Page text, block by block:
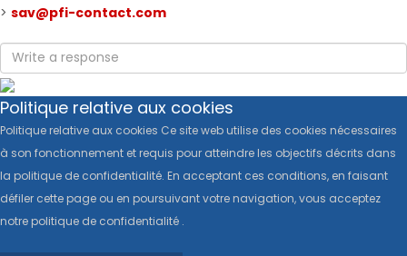
> sav@pfi-contact.com
Politique relative aux cookies
Politique relative aux cookies Ce site web utilise des cookies nécessaires
à son fonctionnement et requis pour atteindre les objectifs décrits dans
la politique de confidentialité. En acceptant ces conditions, en faisant
défiler cette page ou en poursuivant votre navigation, vous acceptez
notre politique de confidentialité .